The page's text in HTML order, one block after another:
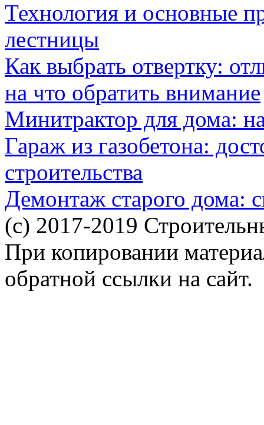
Технология и основные
лестницы
Как выбрать отвертку:
на что обратить внимание
Минитрактор для дома:
Гараж из газобетона:
строительства
Демонтаж старого дома:
(c) 2017-2019
При копировании
обратной ссылки на сайт.